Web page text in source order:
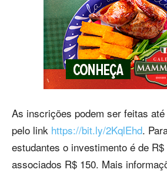
As inscrições podem ser feitas
pelo link https://bit.ly/2KqlEhd.
estudantes o investimento é de
associados R$ 150. Mais